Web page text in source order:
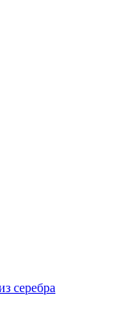
серебра